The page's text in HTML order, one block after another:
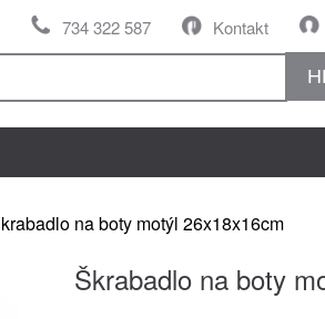
Kontakt
734 322 587
na boty motýl 26x18x16cm
Škrabadlo na boty